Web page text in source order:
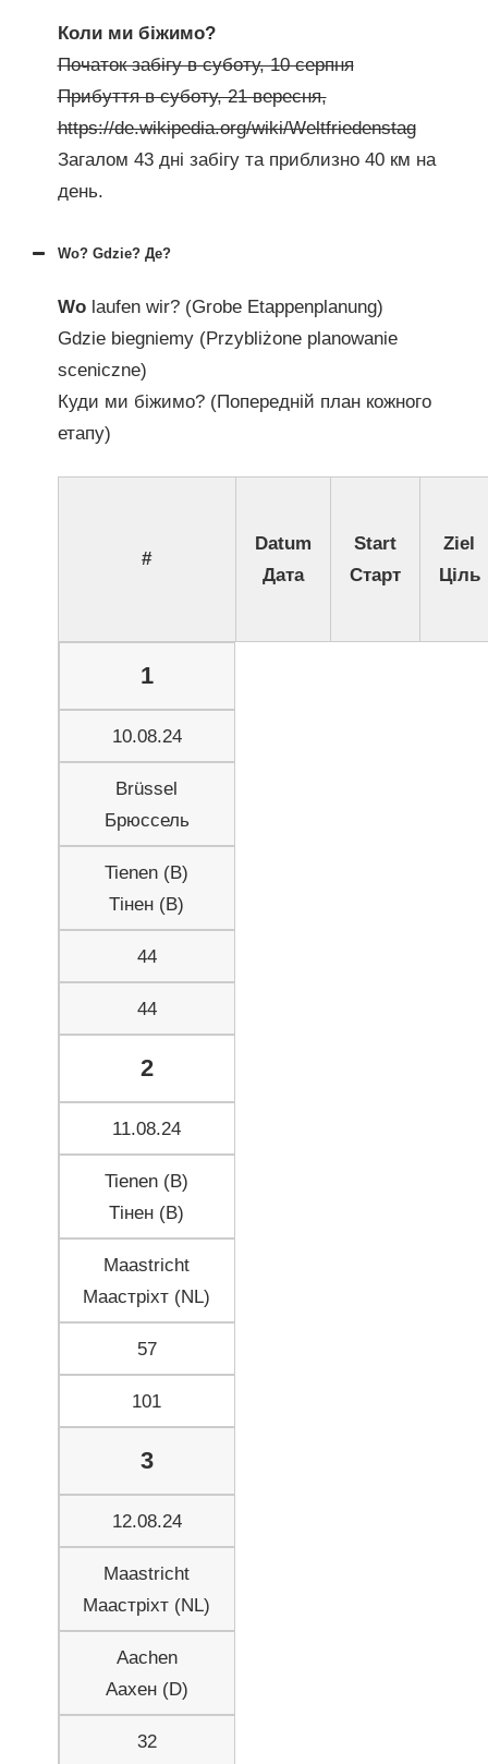
Коли ми біжимо?
Початок забігу в суботу, 10 серпня
Прибуття в суботу, 21 вересня,
https://de.wikipedia.org/wiki/Weltfriedenstag
Загалом 43 дні забігу та приблизно 40 км на
день.
Wo? Gdzie? Де?
Wolaufen wir? (Grobe Etappenplanung)
Gdzie biegniemy (Przybliżone planowanie
sceniczne)
Куди ми біжимо? (Попередній план кожного
етапу)
#
Datum
Дата
Start
Старт
Ziel
Ціль
1
10.08.24
Brüssel
Брюссель
Tienen (B)
Тінен (B)
44
44
2
11.08.24
Tienen (B)
Тінен (B)
Maastricht
Маастріхт (NL)
57
101
3
12.08.24
Maastricht
Маастріхт (NL)
Aachen
Аахен (D)
32